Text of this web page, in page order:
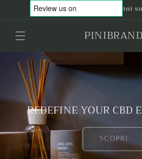
direttamenteSpedizione gratuita per ordini
PINIBRAND
REDEFINE YOUR CBD
SCOPRI